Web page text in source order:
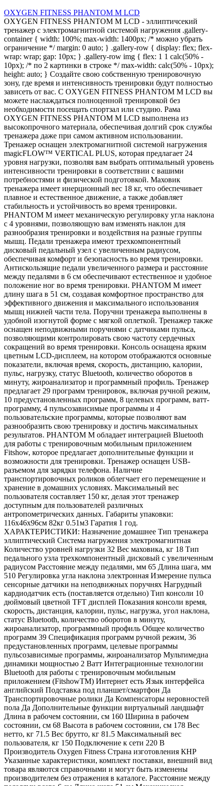
OXYGEN FITNESS PHANTOM M LCD
OXYGEN FITNESS PHANTOM M LCD - эллиптичсекий
тренажер с электромагнитной системой нагружения .gallery-
container { width: 100%; max-width: 1400px; /* можно убрать
ограничение */ margin: 0 auto; } .gallery-row { display: flex; flex-
wrap: wrap; gap: 10px; } .gallery-row img { flex: 1 1 calc(50% -
10px); /* по 2 картинки в строке */ max-width: calc(50% - 10px);
height: auto; } Создайте свою собственную тренировочную
зону, где время и интенсивность тренировки будут полностью
зависеть от вас. С OXYGEN FITNESS PHANTOM M LCD вы
можете наслаждаться полноценной тренировкой без
необходимости посещать спортзал или студию. Рама
OXYGEN FITNESS PHANTOM M LCD выполнена из
высокопрочного материала, обеспечивая долгий срок службы
тренажера даже при самом активном использовании.
Тренажер оснащен электромагнитной системой нагружения
magicFLOW™ VERTICAL PLUS, которая предлагает 24
уровня нагрузки, позволяя вам выбрать оптимальный уровень
интенсивности тренировки в соответствии с вашими
потребностями и физической подготовкой. Маховик
тренажера имеет инерционный вес 18 кг, что обеспечивает
плавное и естественное движение, а также добавляет
стабильность и устойчивость во время тренировки.
PHANTOM M имеет механическую регулировку угла наклона
с 4 уровнями, позволяющую вам изменять наклон для
разнообразия тренировки и воздействия на разные группы
мышц. Педали тренажера имеют трехкомпонентный
дисковый педальный узел с увеличенным радиусом,
обеспечивая комфорт и безопасность во время тренировки.
Антискользящие педали увеличенного размера и расстояние
между педалями в 6 см обеспечивают естественное и удобное
положение ног во время тренировки. PHANTOM M имеет
длину шага в 51 см, создавая комфортное пространство для
эффективного движения и максимального использования
мышц нижней части тела. Поручни тренажера выполнены в
удобной изогнутой форме с мягкой оплеткой. Тренажер также
оснащен неподвижными поручнями с датчиками пульса,
позволяющими контролировать свою частоту сердечных
сокращений во время тренировки. Консоль оснащена ярким
цветным LCD-дисплеем, на котором отображаются основные
показатели, включая время, скорость, дистанцию, калории,
пульс, нагрузку, статус Bluetooth, количество оборотов в
минуту, жироанализатор и программный профиль. Тренажер
предлагает 29 программ тренировок, включая ручной режим,
10 предустановленных программ, 8 целевых программ, ватт-
программу, 4 пульсозависимые программы и 4
пользовательские программы, которые позволяют вам
разнообразить свою тренировку и достичь максимальных
результатов. PHANTOM M обладает интеграцией Bluetooth
для работы с тренировочным мобильным приложением
Fitshow, которое предлагает дополнительные функции и
возможности для тренировки. Тренажер оснащен USB-
разъемом для зарядки телефона. Наличие
транспортировочных роликов облегчает его перемещение и
хранение в домашних условиях. Максимальный вес
пользователя составляет 150 кг, делая этот тренажер
доступным для пользователей различных
антропометрических данных. Габариты упаковки:
116х46х96см 82кг 0.51м3 Гаратия 1 год.
ХАРАКТЕРИСТИКИ: Назначение домашнее Тип тренажера
эллиптический Система нагружения электромагнитная
Количество уровней нагрузки 32 Вес маховика, кг 18 Тип
педального узла трехкомпонентный дисковый с увеличенным
радиусом Расстояние между педалями, мм 65 Длина шага, мм
510 Регулировка угла наклона электронная Измерение пульса
сенсорные датчики на неподвижных поручнях Нагрудный
кардиодатчик есть (поставляется отдельно) Тип консоли 10
дюймовый цветной TFT дисплей Показания консоли время,
скорость, дистанция, калории, пульс, нагрузка, угол наклона,
статус Bluetooth, количество оборотов в минуту,
жироанализатор, программный профиль Общее количество
программ 39 Спецификация программ ручной режим, 36
предустановленных программ, целевые программы
пульсозависимые программы, жироанализатор Мультимедиа
динамики мощностью 2 Ватт Интеграционные технологии
Bluetooth для работы с тренировочным мобильным
приложением (FitshowTM) Интернет есть Язык интерфейса
английский Подставка под планшет/смартфон Да
Транспортировочные ролики Да Компенсаторы неровностей
пола Да Дополнительные функции виртуальный ландшафт
Длина в рабочем состоянии, см 160 Ширина в рабочем
состоянии, см 68 Высота в рабочем состоянии, см 178 Вес
нетто, кг 71.5 Вес брутто, кг 81.5 Максимальный вес
пользователя, кг 150 Подключение к сети 220 В
Производитель Oxygen Fitness Страна изготовления КНР
Указанные характеристики, комплект поставки, внешний вид
товара являются справочными и могут быть изменены
производителем без отражения в каталоге. Расстояние между